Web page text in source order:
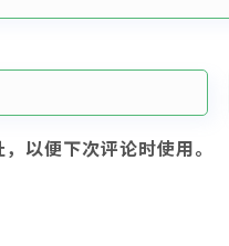
以便下次评论时使用。